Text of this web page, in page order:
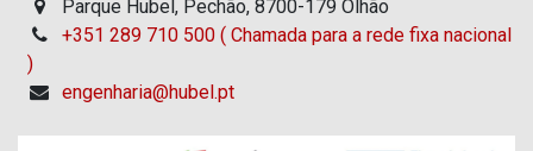
Parque Hubel, Pechão, 8700-179 Olhão
+351 289 710 500 ( Chamada para a rede fixa nacional
)
engenharia@hubel.pt